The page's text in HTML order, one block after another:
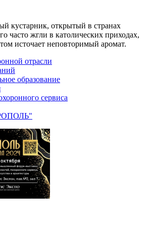
кустарник, открытый в странах
часто жгли в католических приходах,
источает неповторимый аромат.
отрасли
образование
сервиса